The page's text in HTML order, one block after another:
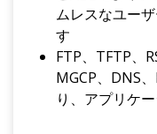
ムレスなユー
す
FTP、TFTP、
MGCP、DNS
り、アプリケ